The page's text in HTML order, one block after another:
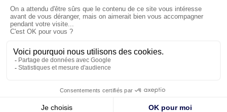
Article
Le pape en Uruguay, Argentine et